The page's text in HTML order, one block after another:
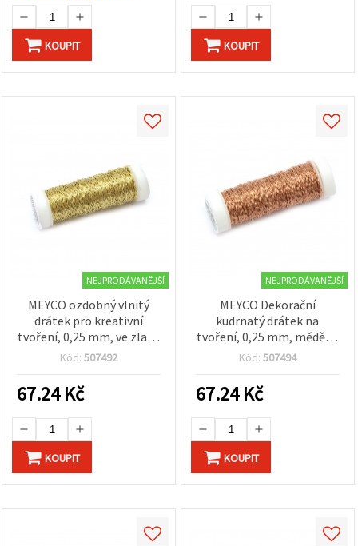
KOUPIT KOUPIT
NEJPRODÁVANĚJŠÍ
MEYCO ozdobný vlnitý
drátek pro kreativní
tvoření, 0,25 mm, ve zlaté
barvě, 25 g
Kód: 507492
67.24Kč
KOUPIT
NEJPRODÁVANĚJŠÍ
MEYCO Dekorační
kudrnatý drátek na
tvoření, 0,25 mm, měděná
barva - 25 g
Kód: 507494
67.24Kč
KOUPIT